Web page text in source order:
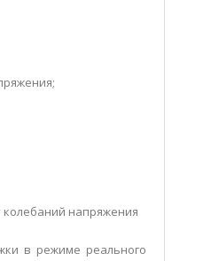
напряжения
в режиме реального